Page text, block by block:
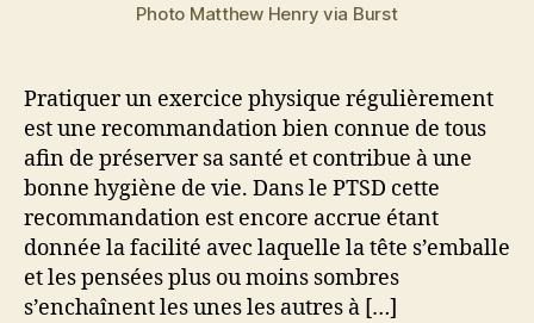
Photo Matthew Henry via Burst
Pratiquer un exercice physique régulièrement
est une recommandation bien connue de tous
afin de préserver sa santé et contribue à une
bonne hygiène de vie. Dans le PTSD cette
recommandation est encore accrue étant
donnée la facilité avec laquelle la tête s’emballe
et les pensées plus ou moins sombres
s’enchaînent les unes les autres à […]